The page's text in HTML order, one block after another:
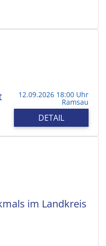
12.09.2026 18:00 Uhr
Ramsau
DETAIL
im Landkreis